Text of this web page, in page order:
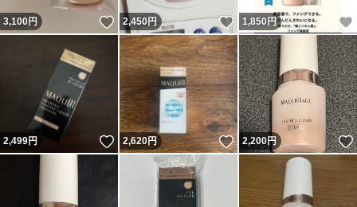
3,100円 いいね！
2,450円 いいね！
1,850 円
2,499円 いいね！
2,620円 いいね！
2,200円